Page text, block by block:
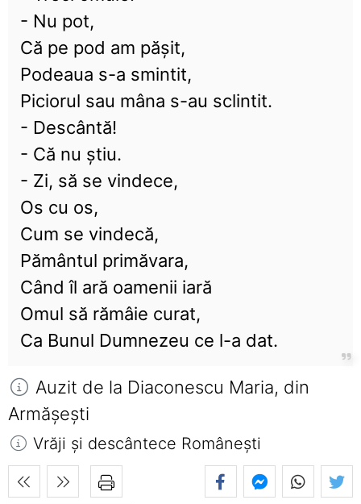
- Nu pot,
Că pe pod am pășit,
Podeaua s-a smintit,
Piciorul sau mâna s-au sclintit.
- Descântă!
- Că nu știu.
- Zi, să se vindece,
Os cu os,
Cum se vindecă,
Pământul primăvara,
Când îl ară oamenii iară
Omul să rămâie curat,
Ca Bunul Dumnezeu ce l-a dat.
Auzit de la Diaconescu Maria, din
Armășești
Vrăji și descântece Româneşti